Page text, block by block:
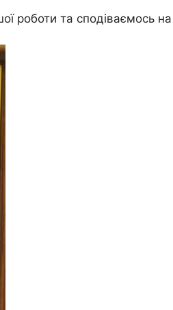
роботи та сподіваємось